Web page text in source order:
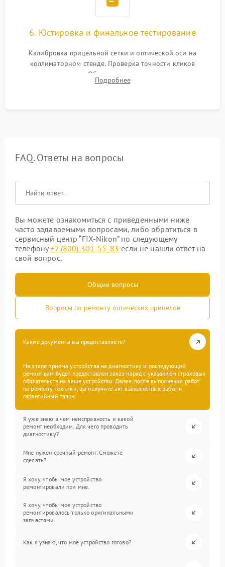
6. Юстировка и финальное тестирование
Калибровка прицельной сетки и оптической оси на
коллиматорном стенде. Проверка точности кликов
механизма поправок. Обязательное испытание прицела на
ударном стенде для проверки устойчивости к отдаче и
Подробнее
FAQ. Ответы на вопросы
Вы можете ознакомиться с приведенными ниже
часто задаваемыми вопросами, либо обратиться в
сервисный центр “FIX-Nikon” по следующему
телефону+7 (800) 301-55-83 если не нашли ответ на
свой вопрос.
Общие вопросы
Вопросы по ремонту оптических прицелов
Какие документы вы предоставляете?
На этапе приема устройства на диагностику и последующий
ремонт вам будет предоставлен заказ-наряд с указанием страховых
обязательств на ваше устройство. Далее, после выполнения работ
по ремонту техники, вы получите акт выполненных работ и
гарантийный талон.
Я уже знаю в чем неисправность и какой
ремонт необходим. Для чего проводить
диагностику?
Мне нужен срочный ремонт. Сможете
сделать?
Я хочу, чтобы мое устройство
ремонтировали при мне.
Я хочу, чтобы мое устройство
ремонтировалось только оригинальными
запчастями.
Как я узнаю, что мое устройство готово?